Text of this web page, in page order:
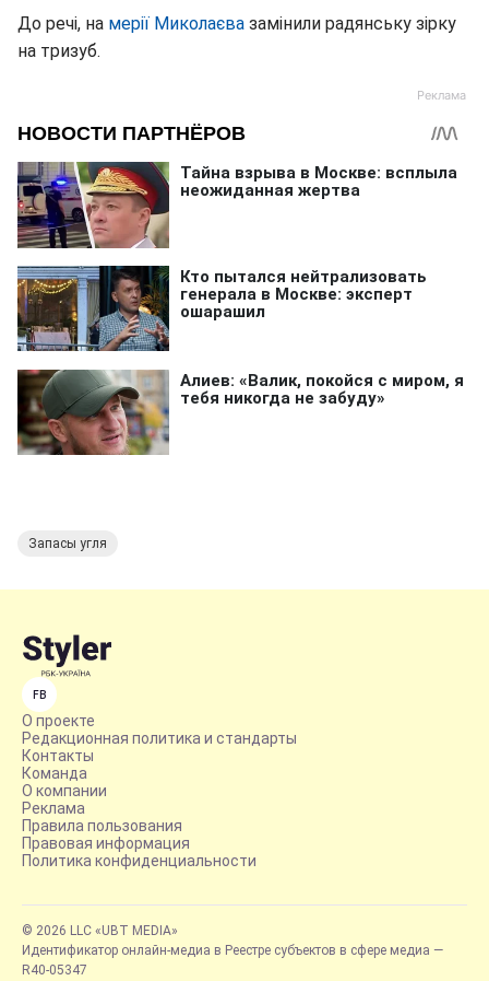
До речі, на мерії Миколаєва замінили радянську зірку
на тризуб.
Запасы угля
FB
О проекте
Редакционная политика и стандарты
Контакты
Команда
О компании
Реклама
Правила пользования
Правовая информация
Политика конфиденциальности
© 2026 LLC «UBT MEDIA»
Идентификатор онлайн-медиа в Реестре субъектов в сфере медиа —
R40-05347